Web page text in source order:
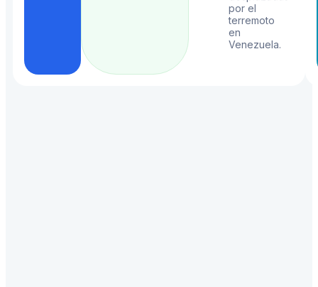
por el
terremoto
en
Venezuela.